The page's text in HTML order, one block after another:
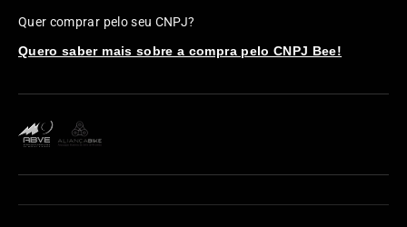
Quer comprar pelo seu CNPJ?
Quero saber mais sobre a compra pelo CNPJ Bee!